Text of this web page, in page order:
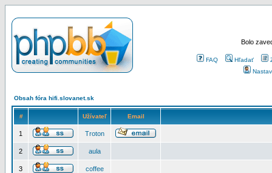
Bolo
FAQ Hľadať
Obsah fóra hifi.slovanet.sk
# Užívateľ Email
1 Troton
2 aula
3 coffee